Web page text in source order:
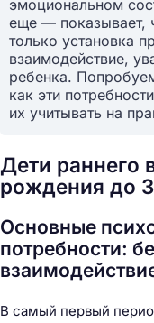
эмоциональном
еще — показывает,
только установка
взаимодействие,
ребенка.
как эти
их учитывать на
Дети раннего
рождения до 3
Основные
потребности:
В самый первый